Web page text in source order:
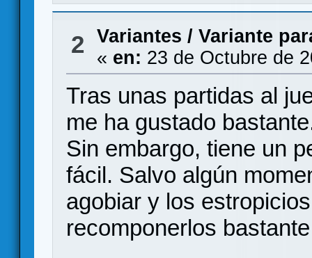
2 Variantes / Variante
« en: 23 de Octubre de
Tras unas partidas al
me ha gustado
Sin embargo, tiene un
fácil. Salvo algún
agobiar y los
recomponerlos